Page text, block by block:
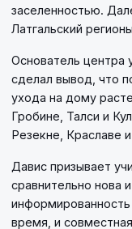
заселенностью.
Латгальский
Основатель центра
сделал вывод, что
ухода на дому
Гробине, Талси и
Резекне, Краславе
Давис призывает
сравнительно нова
время, и